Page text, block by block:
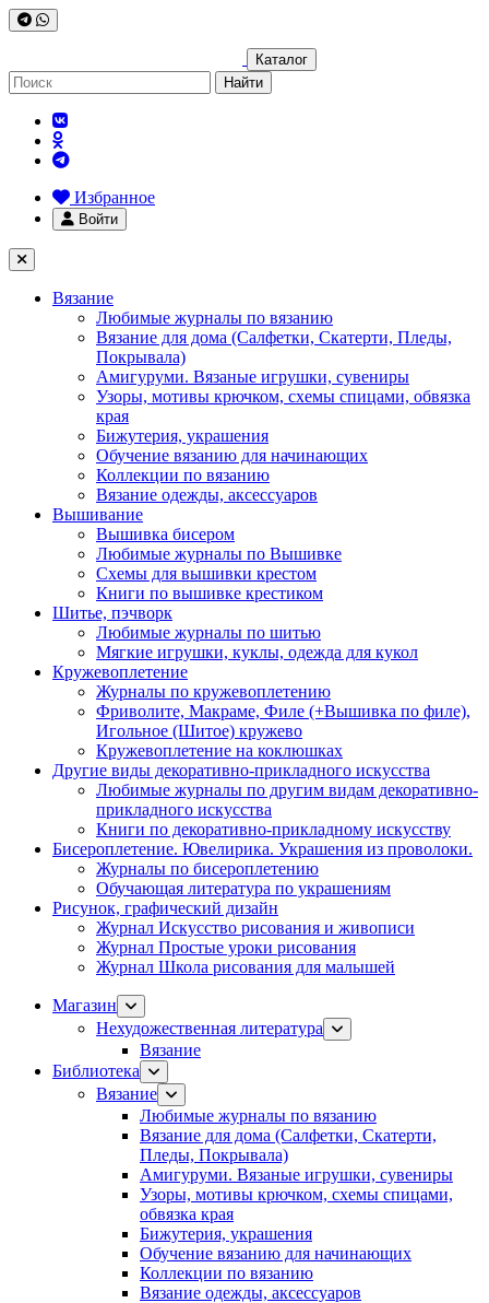
Каталог
Найти
Избранное
Войти
Вязание
Любимые журналы по вязанию
Вязание для дома (Салфетки, Скатерти, Пледы,
Покрывала)
Амигуруми. Вязаные игрушки, сувениры
Узоры, мотивы крючком, схемы спицами, обвязка
края
Бижутерия, украшения
Обучение вязанию для начинающих
Коллекции по вязанию
Вязание одежды, аксессуаров
Вышивание
Вышивка бисером
Любимые журналы по Вышивке
Схемы для вышивки крестом
Книги по вышивке крестиком
Шитье, пэчворк
Любимые журналы по шитью
Мягкие игрушки, куклы, одежда для кукол
Кружевоплетение
Журналы по кружевоплетению
Фриволите, Макраме, Филе (+Вышивка по филе),
Игольное (Шитое) кружево
Кружевоплетение на коклюшках
Другие виды декоративно-прикладного искусства
Любимые журналы по другим видам декоративно-
прикладного искусства
Книги по декоративно-прикладному искусству
Бисероплетение. Ювелирика. Украшения из проволоки.
Журналы по бисероплетению
Обучающая литература по украшениям
Рисунок, графический дизайн
Журнал Искусство рисования и живописи
Журнал Простые уроки рисования
Журнал Школа рисования для малышей
Магазин
Нехудожественная литература
Вязание
Библиотека
Вязание
Любимые журналы по вязанию
Вязание для дома (Салфетки, Скатерти,
Пледы, Покрывала)
Амигуруми. Вязаные игрушки, сувениры
Узоры, мотивы крючком, схемы спицами,
обвязка края
Бижутерия, украшения
Обучение вязанию для начинающих
Коллекции по вязанию
Вязание одежды, аксессуаров